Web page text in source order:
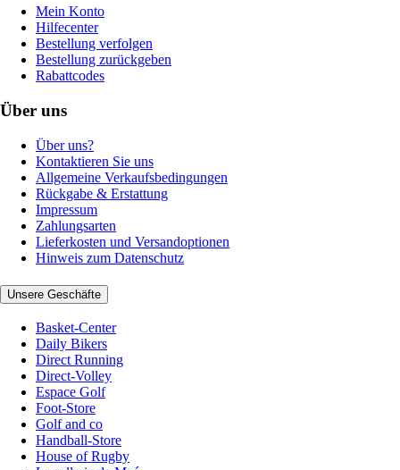
Mein Konto
Hilfecenter
Bestellung verfolgen
Bestellung zurückgeben
Rabattcodes
Über uns
Über uns?
Kontaktieren Sie uns
Allgemeine Verkaufsbedingungen
Rückgabe & Erstattung
Impressum
Zahlungsarten
Lieferkosten und Versandoptionen
Hinweis zum Datenschutz
Unsere Geschäfte
Basket-Center
Daily Bikers
Direct Running
Direct-Volley
Espace Golf
Foot-Store
Golf and co
Handball-Store
House of Rugby